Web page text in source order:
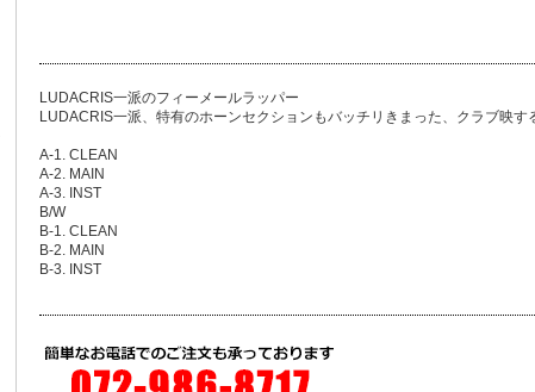
LUDACRIS一派のフィーメールラッパー
LUDACRIS一派、特有のホーンセクションもバッチリきまった、クラブ映す
A-1. CLEAN
A-2. MAIN
A-3. INST
B/W
B-1. CLEAN
B-2. MAIN
B-3. INST